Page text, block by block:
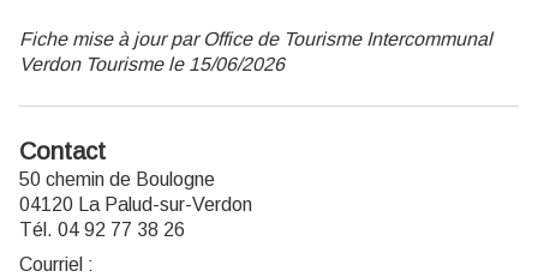
Fiche mise à jour par Office de Tourisme Intercommunal
Verdon Tourisme le 15/06/2026
Contact
50 chemin de Boulogne
04120 La Palud-sur-Verdon
Tél. 04 92 77 38 26
Courriel :